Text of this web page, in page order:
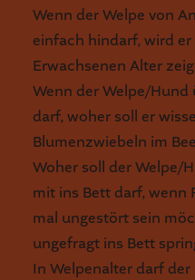
Wenn der Welpe von
einfach hindarf, wird
Erwachsenen Alter
Wenn der Welpe/
darf, woher soll er
Blumenzwiebeln im
Woher soll der Welpe/
mit ins Bett darf, wenn
mal ungestört sein
ungefragt ins Bett
In Welpenalter darf der